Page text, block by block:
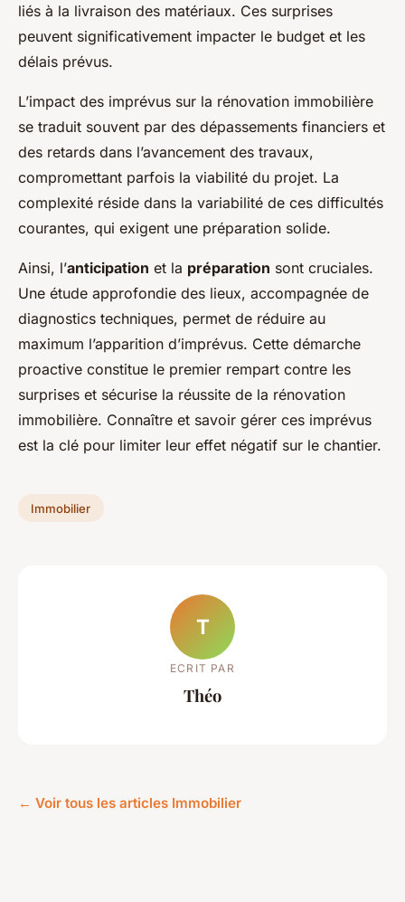
liés à la livraison des matériaux. Ces surprises
peuvent significativement impacter le budget et les
délais prévus.
L’impact des imprévus sur la rénovation immobilière
se traduit souvent par des dépassements financiers et
des retards dans l’avancement des travaux,
compromettant parfois la viabilité du projet. La
complexité réside dans la variabilité de ces difficultés
courantes, qui exigent une préparation solide.
Ainsi, l’anticipation et la préparation sont cruciales.
Une étude approfondie des lieux, accompagnée de
diagnostics techniques, permet de réduire au
maximum l’apparition d’imprévus. Cette démarche
proactive constitue le premier rempart contre les
surprises et sécurise la réussite de la rénovation
immobilière. Connaître et savoir gérer ces imprévus
est la clé pour limiter leur effet négatif sur le chantier.
Immobilier
T
ECRIT PAR
Théo
← Voir tous les articles Immobilier